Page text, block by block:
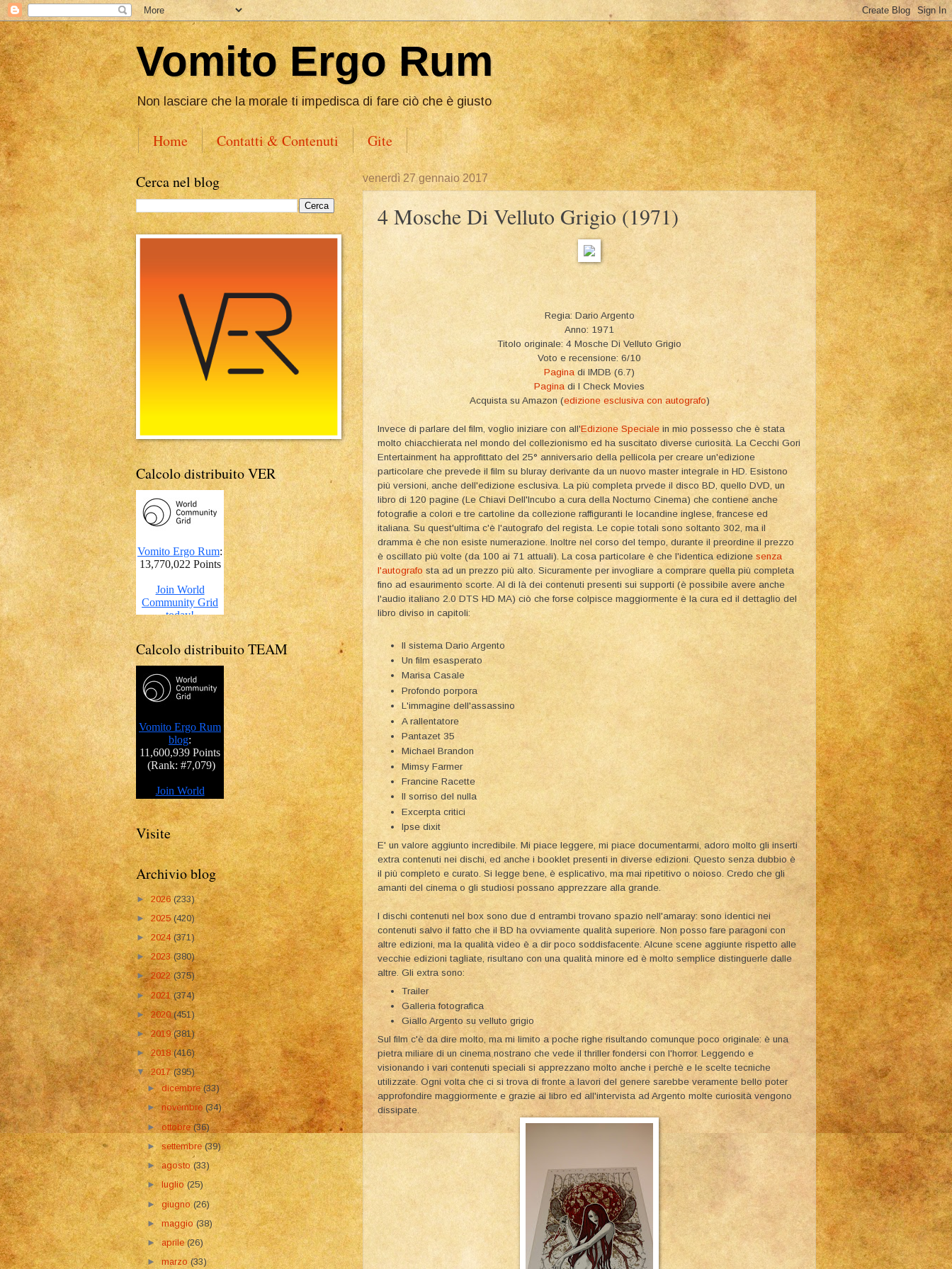
Vomito Ergo Rum
Non lasciare che la morale ti impedisca di fare ciò che è giusto
Home Contatti & Contenuti Gite
venerdì 27 gennaio 2017
4 Mosche Di Velluto Grigio (1971)
Regia: Dario Argento
Anno: 1971
Titolo originale: 4 Mosche Di Velluto Grigio
Voto e recensione: 6/10
Pagina di IMDB (6.7)
Pagina di I Check Movies
Acquista su Amazon (edizione esclusiva con autografo)
Invece di parlare del film, voglio iniziare con all'Edizione Speciale in mio possesso che è stata
molto chiacchierata nel mondo del collezionismo ed ha suscitato diverse curiosità. La Cecchi Gori
Entertainment ha approfittato del 25° anniversario della pellicola per creare un'edizione
particolare che prevede il film su bluray derivante da un nuovo master integrale in HD. Esistono
più versioni, anche dell'edizione esclusiva. La più completa prvede il disco BD, quello DVD, un
libro di 120 pagine (Le Chiavi Dell'Incubo a cura della Nocturno Cinema) che contiene anche
fotografie a colori e tre cartoline da collezione raffiguranti le locandine inglese, francese ed
italiana. Su quest'ultima c'è l'autografo del regista. Le copie totali sono soltanto 302, ma il
dramma è che non esiste numerazione. Inoltre nel corso del tempo, durante il preordine il prezzo
è oscillato più volte (da 100 ai 71 attuali). La cosa particolare è che l'identica edizione senza
l'autografo sta ad un prezzo più alto. Sicuramente per invogliare a comprare quella più completa
fino ad esaurimento scorte. Al di là dei contenuti presenti sui supporti (è possibile avere anche
l'audio italiano 2.0 DTS HD MA) ciò che forse colpisce maggiormente è la cura ed il dettaglio del
libro diviso in capitoli:
Il sistema Dario Argento
Un film esasperato
Marisa Casale
Profondo porpora
L'immagine dell'assassino
A rallentatore
Pantazet 35
Michael Brandon
Mimsy Farmer
Francine Racette
Il sorriso del nulla
Excerpta critici
Ipse dixit
E' un valore aggiunto incredibile. Mi piace leggere, mi piace documentarmi, adoro molto gli inserti
extra contenuti nei dischi, ed anche i booklet presenti in diverse edizioni. Questo senza dubbio è
il più completo e curato. Si legge bene, è esplicativo, ma mai ripetitivo o noioso. Credo che gli
amanti del cinema o gli studiosi possano apprezzare alla grande.
I dischi contenuti nel box sono due d entrambi trovano spazio nell'amaray: sono identici nei
contenuti salvo il fatto che il BD ha ovviamente qualità superiore. Non posso fare paragoni con
altre edizioni, ma la qualità video è a dir poco soddisfacente. Alcune scene aggiunte rispetto alle
vecchie edizioni tagliate, risultano con una qualità minore ed è molto semplice distinguerle dalle
altre. Gli extra sono:
Trailer
Galleria fotografica
Giallo Argento su velluto grigio
Sul film c'è da dire molto, ma mi limito a poche righe risultando comunque poco originale: è una
pietra miliare di un cinema nostrano che vede il thriller fondersi con l'horror. Leggendo e
visionando i vari contenuti speciali si apprezzano molto anche i perchè e le scelte tecniche
utilizzate. Ogni volta che ci si trova di fronte a lavori del genere sarebbe veramente bello poter
approfondire maggiormente e grazie ai libro ed all'intervista ad Argento molte curiosità vengono
dissipate.
Cerca nel blog
Calcolo distribuito VER
Calcolo distribuito TEAM
Visite
Archivio blog
► 2026(233)
►2025(420)
►2024 (371)
►2023(380)
►2022 (375)
►2021(374)
►2020(451)
►2019(381)
►2018(416)
▼2017(395)
►dicembre(33)
►novembre(34)
►ottobre(36)
►settembre(39)
►agosto(33)
►luglio(25)
►giugno(26)
►maggio(38)
► aprile(26)
►marzo(33)